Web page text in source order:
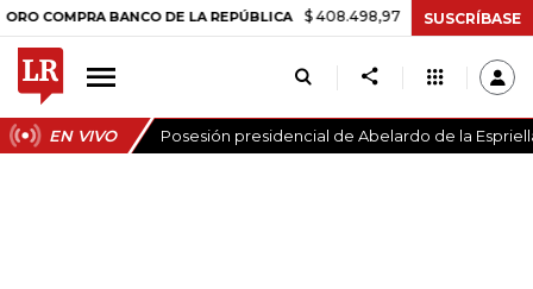
BANCO DE LA REPÚBLICA $ 408.498,97 +$ 8.753,81 +2,19%
SUSCRÍBASE
EN VIVO Posesión presidencial de Abelardo de la